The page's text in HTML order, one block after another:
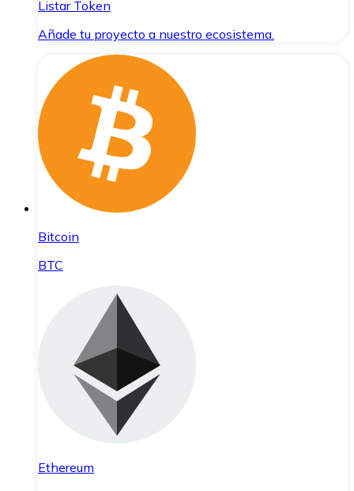
Listar Token
Añade tu proyecto a nuestro ecosistema.
Bitcoin
BTC
Ethereum